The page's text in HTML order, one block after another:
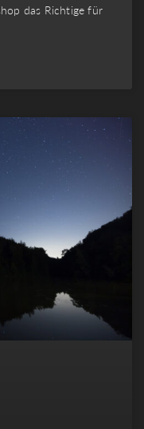
das Richtige für